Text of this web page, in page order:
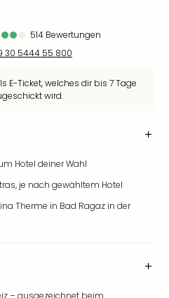
514 Bewertungen
30 5444 55 800
E-Ticket, welches dir bis 7 Tage
wird.
Hotel deiner Wahl
je nach gewähltem Hotel
Therme in Bad Ragaz in der
– ausgezeichnet beim